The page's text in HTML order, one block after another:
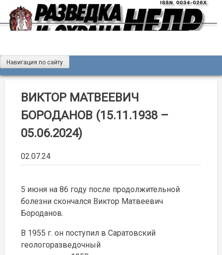
content
Журнал «Разведка и охрана недр»
Мы рады вас приветствовать на сайте журнала «Разведка
и охрана недр»
Навигация по сайту
ВИКТОР МАТВЕЕВИЧ
БОРОДАНОВ (15.11.1938 –
05.06.2024)
02.07.24
5 июня на 86 году после продолжительной
болезни скончался Виктор Матвеевич
Бороданов.
В 1955 г. он поступил в Саратовский
геологоразведочный